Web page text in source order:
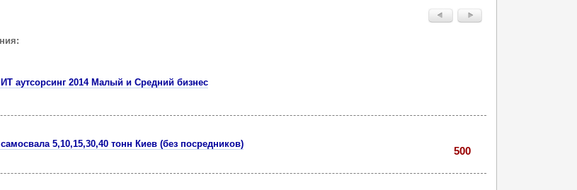
ИТ аутсорсинг 2014 Малый и Средний бизнес
самосвала 5,10,15,30,40 тонн Киев (без посредников)
500